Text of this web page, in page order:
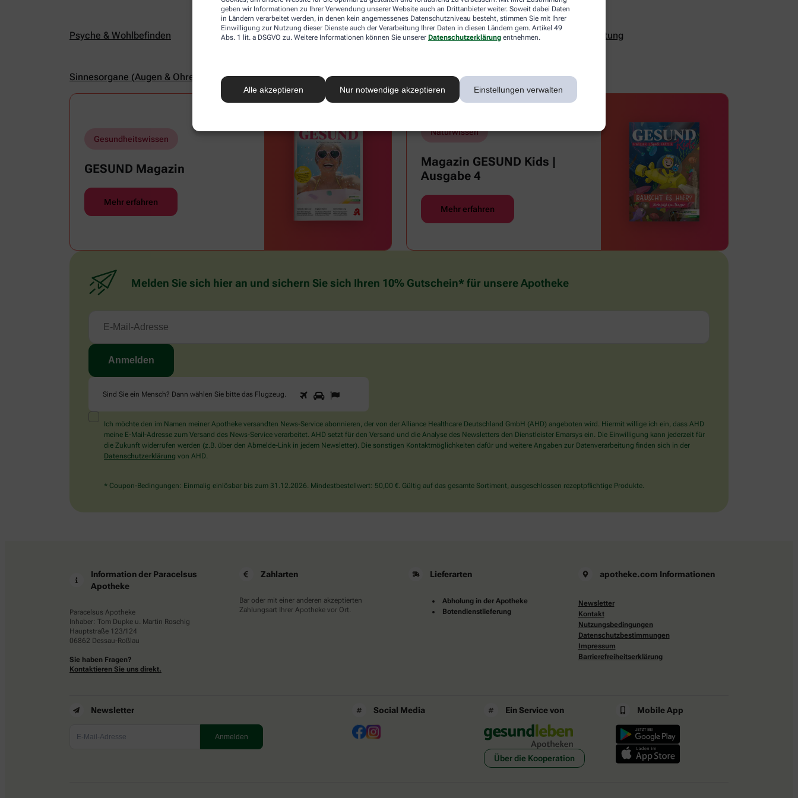
geben wir Informationen zu Ihrer Verwendung unserer Website auch an Drittanbieter weiter. Soweit dabei Daten
in Ländern verarbeitet werden, in denen kein angemessenes Datenschutzniveau besteht, stimmen Sie mit Ihrer
Einwilligung zur Nutzung dieser Dienste auch der Verarbeitung Ihrer Daten in diesen Ländern gem. Artikel 49
Abs. 1 lit. a DSGVO zu. Weitere Informationen können Sie unserer Datenschutzerklärung entnehmen.
Alle akzeptieren Nur notwendige akzeptieren Einstellungen verwalten
Psyche & Wohlbefinden Reisemedizin & Impfungen Sexualität und Verhütung
Sinnesorgane (Augen & Ohren) Zähne und Mundgesundheit
Gesundheitswissen
GESUND Magazin
Mehr erfahren
Naturwissen
Magazin GESUND Kids |
Ausgabe 4
Mehr erfahren
Melden Sie sich hier an und sichern Sie sich Ihren 10% Gutschein* für unsere Apotheke
Sind Sie ein Mensch? Dann wählen Sie bitte das Flugzeug
Sind
Sie
Mensch?
Dann
wählen
Flugzeug.
1 2
Ich möchte den im Namen meiner Apotheke versandten News-Service abonnieren, der von der Alliance Healthcare Deutschland GmbH (AHD) angeboten wird. Hiermit willige ich ein, dass AHD
meine E-Mail-Adresse zum Versand des News-Service verarbeitet. AHD setzt für den Versand und die Analyse des Newsletters den Dienstleister Emarsys ein. Die Einwilligung kann jederzeit für
die Zukunft widerrufen werden (z.B. über den Abmelde-Link in jedem Newsletter). Die sonstigen Kontaktmöglichkeiten dafür und weitere Angaben zur Datenverarbeitung finden sich in der
Datenschutzerklärung von AHD.
* Coupon-Bedingungen: Einmalig einlösbar bis zum 31.12.2026. Mindestbestellwert: 50,00 €. Gültig auf das gesamte Sortiment, ausgeschlossen rezeptpflichtige Produkte.
Information der Paracelsus
Apotheke
Paracelsus Apotheke
Inhaber: Tom Dupke u. Martin Roschig
Hauptstraße 123/124
06862 Dessau-Roßlau
Sie haben Fragen?
Kontaktieren Sie uns direkt.
Zahlarten
Bar oder mit einer anderen akzeptierten
Zahlungsart Ihrer Apotheke vor Ort.
Lieferarten
Abholung in der Apotheke
Botendienstlieferung
apotheke.com Informationen
Newsletter
Kontakt
Nutzungsbedingungen
Datenschutzbestimmungen
Impressum
Barrierefreiheitserklärung
Newsletter Social Media Ein Service von
Über die Kooperation
Mobile App